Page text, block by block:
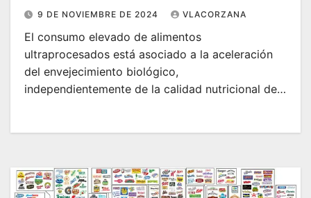
9 DE NOVIEMBRE DE 2024 VLACORZANA
El consumo elevado de alimentos
ultraprocesados está asociado a la aceleración
del envejecimiento biológico,
independientemente de la calidad nutricional de…